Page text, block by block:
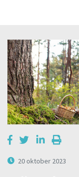
20 oktober 2023